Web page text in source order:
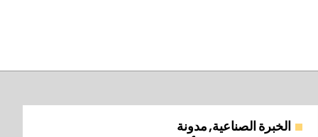
الخبرة الصناعية, مدونة